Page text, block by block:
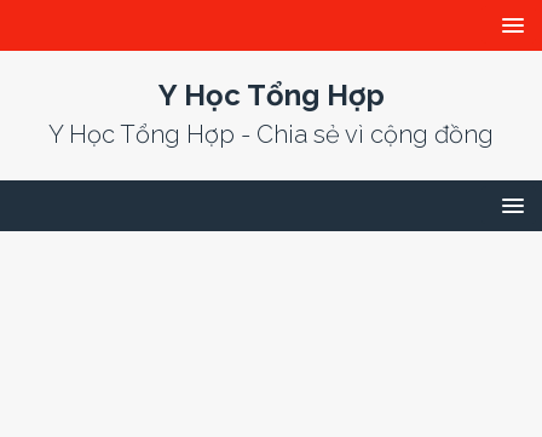
Y Học Tổng Hợp
Y Học Tổng Hợp - Chia sẻ vì cộng đồng